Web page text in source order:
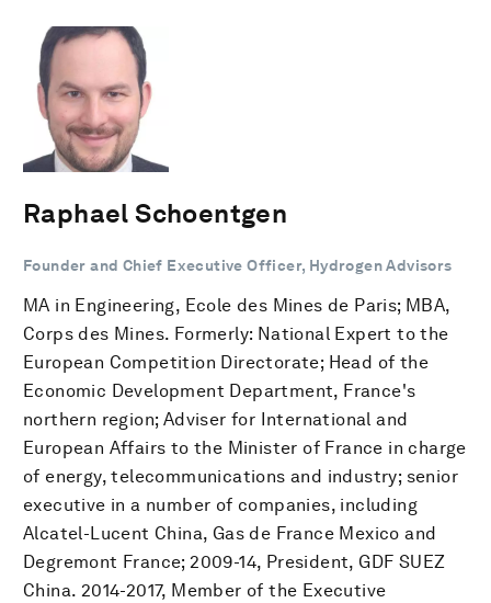
Raphael Schoentgen
Founder and Chief Executive Officer, Hydrogen Advisors
MA in Engineering, Ecole des Mines de Paris; MBA,
Corps des Mines. Formerly: National Expert to the
European Competition Directorate; Head of the
Economic Development Department, France's
northern region; Adviser for International and
European Affairs to the Minister of France in charge
of energy, telecommunications and industry; senior
executive in a number of companies, including
Alcatel-Lucent China, Gas de France Mexico and
Degremont France; 2009-14, President, GDF SUEZ
China. 2014-2017, Member of the Executive